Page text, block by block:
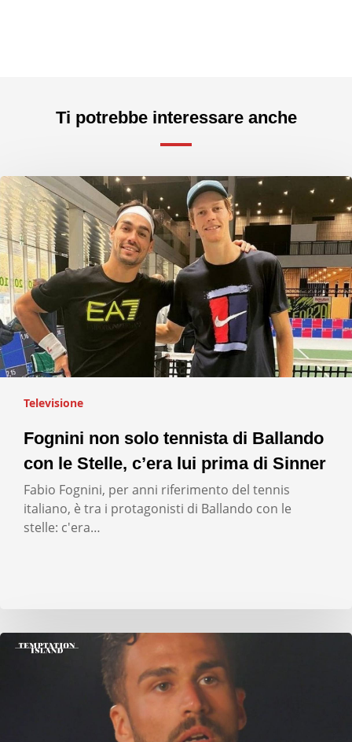
Ti potrebbe interessare anche
Televisione
Fognini non solo tennista di Ballando
con le Stelle, c’era lui prima di Sinner
Fabio Fognini, per anni riferimento del tennis
italiano, è tra i protagonisti di Ballando con le
stelle: c'era…